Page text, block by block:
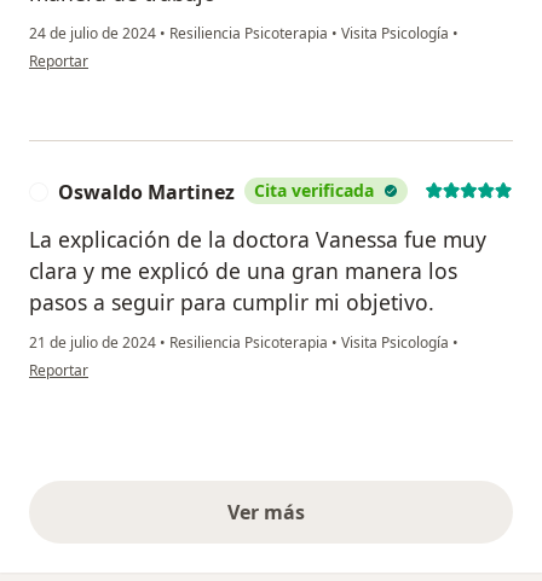
24 de julio de 2024 • Resiliencia Psicoterapia • Visita Psicología •
en opinión del usuario Gerardo Rodríguez Sánchez
Reportar
Oswaldo Martinez Cita verificada
La explicación de la doctora Vanessa fue muy
clara y me explicó de una gran manera los
pasos a seguir para cumplir mi objetivo.
21 de julio de 2024 • Resiliencia Psicoterapia • Visita Psicología •
en opinión del usuario Oswaldo Martinez
Reportar
Ver másopiniones anteriores